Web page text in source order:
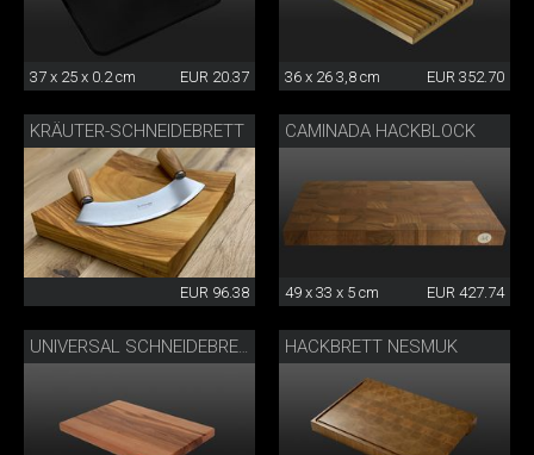
37 x 25 x 0.2 cm EUR 20.37 36 x 26 3,8 cm EUR 352.70
KRÄUTER-SCHNEIDEBRETT
EUR 96.38
CAMINADA HACKBLOCK
49 x 33 x 5 cm EUR 427.74
HACKBRETT NESMUK